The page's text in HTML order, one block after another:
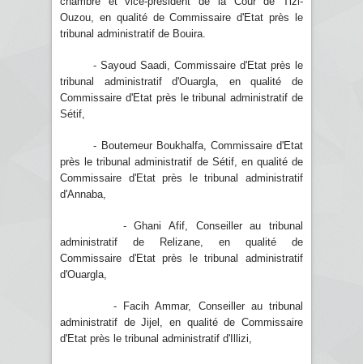
Ouzou, en qualité de Commissaire d'Etat près le
tribunal administratif de Bouira.
- Sayoud Saadi, Commissaire d'Etat près le
tribunal administratif d'Ouargla, en qualité de
Commissaire d'Etat près le tribunal administratif de
Sétif,
- Boutemeur Boukhalfa, Commissaire d'Etat
près le tribunal administratif de Sétif, en qualité de
Commissaire d'Etat près le tribunal administratif
d'Annaba,
- Ghani Afif, Conseiller au tribunal
administratif de Relizane, en qualité de
Commissaire d'Etat près le tribunal administratif
d'Ouargla,
- Facih Ammar, Conseiller au tribunal
administratif de Jijel, en qualité de Commissaire
d'Etat près le tribunal administratif d'Illizi,